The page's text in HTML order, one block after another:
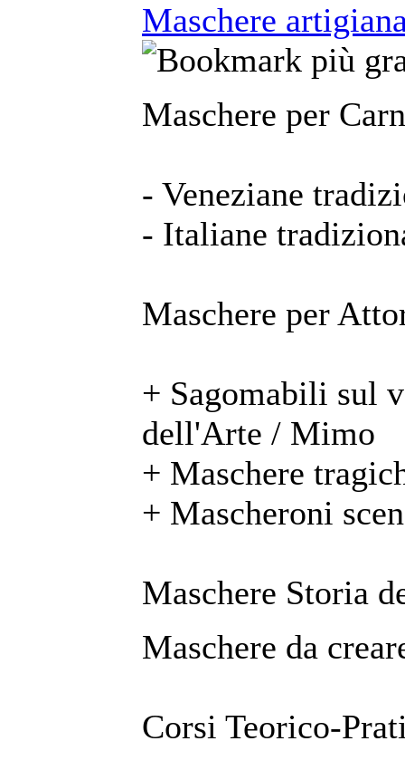
Maschere
Maschere per
- Veneziane
- Italiane
Maschere per
+ Sagomabili sul
dell'Arte / Mimo
+ Maschere
+ Mascheroni
Maschere Storia
Maschere da
Corsi Teorico-